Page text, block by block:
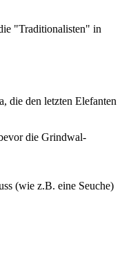
"Traditionalisten" in
die den letzten Elefanten
die Grindwal-
(wie z.B. eine Seuche)